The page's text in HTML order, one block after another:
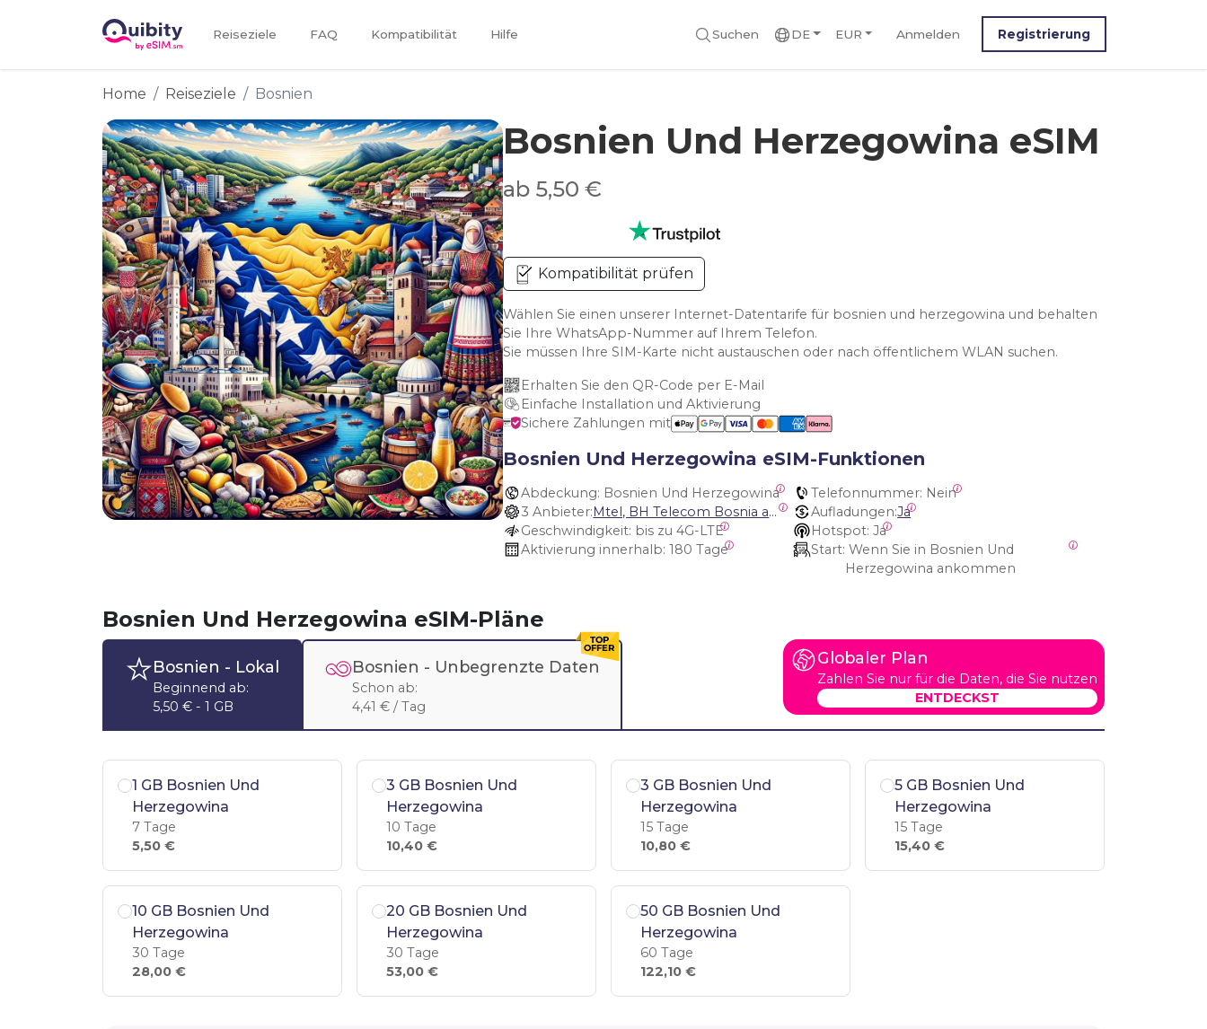
Reiseziele FAQ Kompatibilität Hilfe Suchen DE EUR Anmelden Registrierung
Home Reiseziele Bosnien
Bosnien Und Herzegowina eSIM
ab 5,50 €
Kompatibilität prüfen
Wählen Sie einen unserer Internet-Datentarife für bosnien und herzegowina und behalten
Sie Ihre WhatsApp-Nummer auf Ihrem Telefon.
Sie müssen Ihre SIM-Karte nicht austauschen oder nach öffentlichem WLAN suchen.
Erhalten Sie den QR-Code per E-Mail
Einfache Installation und Aktivierung
Sichere Zahlungen mit
Bosnien Und Herzegowina eSIM-Funktionen
Abdeckung: Bosnien Und Herzegowina Telefonnummer: Nein
3 Anbieter:
Mtel, BH Telecom Bosnia and Herzegov, HT-Eronet Bosnia and Herzegovina Aufladungen:Ja
Geschwindigkeit: bis zu 4G-LTE Hotspot: Ja
Aktivierung innerhalb: 180 Tage Start: Wenn Sie in Bosnien Und
Herzegowina ankommen
Bosnien Und Herzegowina eSIM-Pläne
Bosnien - Lokal
Beginnend ab:
5,50 € - 1 GB
Bosnien - Unbegrenzte Daten
Schon ab:
4,41 € / Tag
Globaler Plan
Zahlen Sie nur für die Daten, die Sie nutzen
ENTDECKST
1 GB Bosnien Und
Herzegowina
7 Tage
5,50 €
3 GB Bosnien Und
Herzegowina
10 Tage
10,40 €
3 GB Bosnien Und
Herzegowina
15 Tage
10,80 €
5 GB Bosnien Und
Herzegowina
15 Tage
15,40 €
10 GB Bosnien Und
Herzegowina
30 Tage
28,00 €
20 GB Bosnien Und
Herzegowina
30 Tage
53,00 €
50 GB Bosnien Und
Herzegowina
60 Tage
122,10 €